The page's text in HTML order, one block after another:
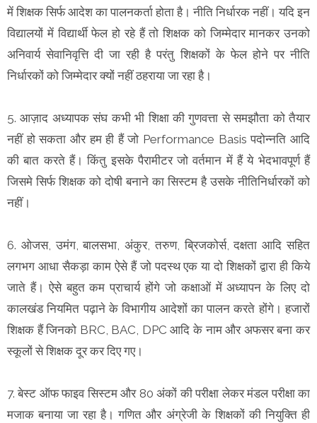
में शिक्षक सिर्फ आदेश का पालनकर्ता होता है। नीति निर्धारक नहीं। यदि इन
विद्यालयों में विद्यार्थी फेल हो रहे हैं तो शिक्षक को जिम्मेदार मानकर उनको
अनिवार्य सेवानिवृत्ति दी जा रही है परंतु शिक्षकों के फेल होने पर नीति
निर्धारकों को जिम्मेदार क्यों नहीं ठहराया जा रहा है।
5. आज़ाद अध्यापक संघ कभी भी शिक्षा की गुणवत्ता से समझौता को तैयार
नहीं हो सकता और हम ही हैं जो Performance Basis पदोन्नति आदि
की बात करते हैं। किंतु इसके पैरामीटर जो वर्तमान में हैं ये भेदभावपूर्ण हैं
जिसमे सिर्फ शिक्षक को दोषी बनाने का सिस्टम है उसके नीतिनिर्धारकों को
नहीं।
6. ओजस, उमंग, बालसभा, अंकुर, तरुण, ब्रिजकोर्स, दक्षता आदि सहित
लगभग आधा सैकड़ा काम ऐसे हैं जो पदस्थ एक या दो शिक्षकों द्वारा ही किये
जाते हैं। ऐसे बहुत कम प्राचार्य होंगे जो कक्षाओं में अध्यापन के लिए दो
कालखंड नियमित पढ़ाने के विभागीय आदेशों का पालन करते होंगे। हजारों
शिक्षक हैं जिनको BRC, BAC, DPC आदि के नाम और अफसर बना कर
स्कूलों से शिक्षक दूर कर दिए गए।
7. बेस्ट ऑफ फाइव सिस्टम और 80 अंकों की परीक्षा लेकर मंडल परीक्षा का
मजाक बनाया जा रहा है। गणित और अंग्रेजी के शिक्षकों की नियुक्ति ही